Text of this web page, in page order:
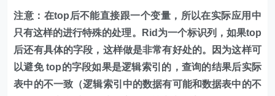
注意：在top后不能直接跟一个变量，所以在实际应用中
只有这样的进行特殊的处理。Rid为一个标识列，如果top
后还有具体的字段，这样做是非常有好处的。因为这样可
以避免 top的字段如果是逻辑索引的，查询的结果后实际
表中的不一致（逻辑索引中的数据有可能和数据表中的不